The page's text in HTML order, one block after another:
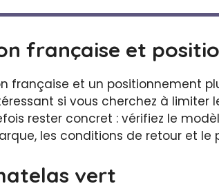
française et
française et un positionnement
si vous cherchez à
rester concret : vérifiez le
les conditions de retour et le
vert